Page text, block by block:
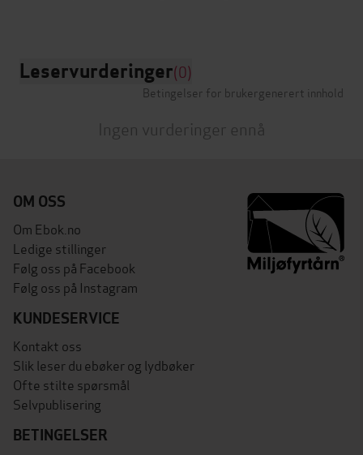
Leservurderinger(0)
Betingelser for brukergenerert innhold
Ingen vurderinger ennå
OM OSS
Om Ebok.no
Ledige stillinger
Følg oss på Facebook
Følg oss på Instagram
KUNDESERVICE
Kontakt oss
Slik leser du ebøker og lydbøker
Ofte stilte spørsmål
Selvpublisering
BETINGELSER